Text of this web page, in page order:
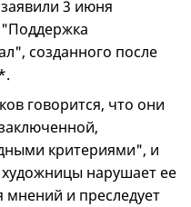
3 июня
созданного после
говорится, что они
критериями", и
нарушает ее
и преследует